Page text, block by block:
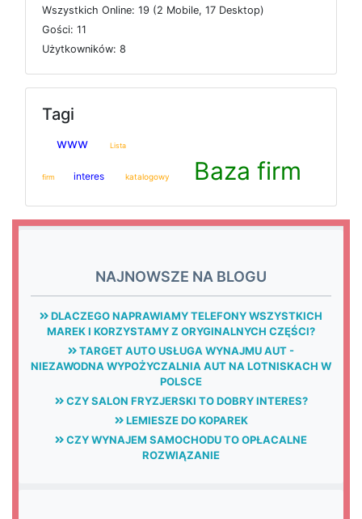
Wszystkich Online: 19 (2 Mobile, 17 Desktop)
Gości: 11
Użytkowników: 8
Tagi
www Lista
firm interes katalogowy Baza firm
NAJNOWSZE NA BLOGU
DLACZEGO NAPRAWIAMY TELEFONY WSZYSTKICH
MAREK I KORZYSTAMY Z ORYGINALNYCH CZĘŚCI?
TARGET AUTO USŁUGA WYNAJMU AUT -
NIEZAWODNA WYPOŻYCZALNIA AUT NA LOTNISKACH W
POLSCE
CZY SALON FRYZJERSKI TO DOBRY INTERES?
LEMIESZE DO KOPAREK
CZY WYNAJEM SAMOCHODU TO OPŁACALNE
ROZWIĄZANIE